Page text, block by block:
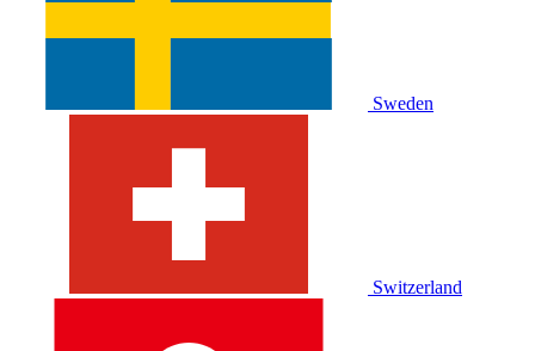
Sweden
Switzerland